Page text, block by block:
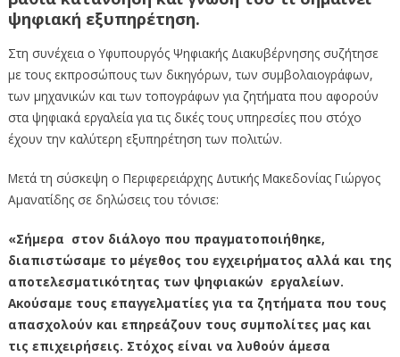
ψηφιακή εξυπηρέτηση.
Στη συνέχεια ο Υφυπουργός Ψηφιακής Διακυβέρνησης συζήτησε
με τους εκπροσώπους των δικηγόρων, των συμβολαιογράφων,
των μηχανικών και των τοπογράφων για ζητήματα που αφορούν
στα ψηφιακά εργαλεία για τις δικές τους υπηρεσίες που στόχο
έχουν την καλύτερη εξυπηρέτηση των πολιτών.
Μετά τη σύσκεψη ο Περιφερειάρχης Δυτικής Μακεδονίας Γιώργος
Αμανατίδης σε δηλώσεις του τόνισε:
«Σήμερα στον διάλογο που πραγματοποιήθηκε,
διαπιστώσαμε το μέγεθος του εγχειρήματος αλλά και της
αποτελεσματικότητας των ψηφιακών εργαλείων.
Ακούσαμε τους επαγγελματίες για τα ζητήματα που τους
απασχολούν και επηρεάζουν τους συμπολίτες μας και
τις επιχειρήσεις. Στόχος είναι να λυθούν άμεσα